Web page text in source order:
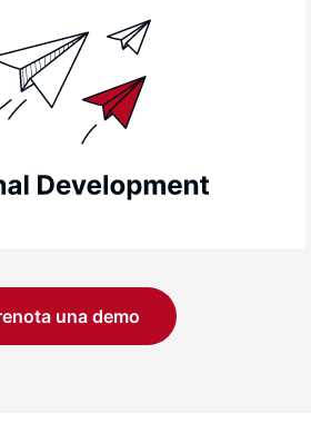
di sviluppo personale ti
e le conoscenze per
gli aspetti della tua vita: dalla
al public speaking, dallo
emotiva ed empatia
una demo